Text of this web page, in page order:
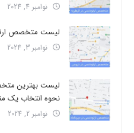
نوامبر 4, 2024
لیست متخصص
نوامبر 3, 2024
لیست بهترین
نحوه انتخاب
نوامبر 2, 2024